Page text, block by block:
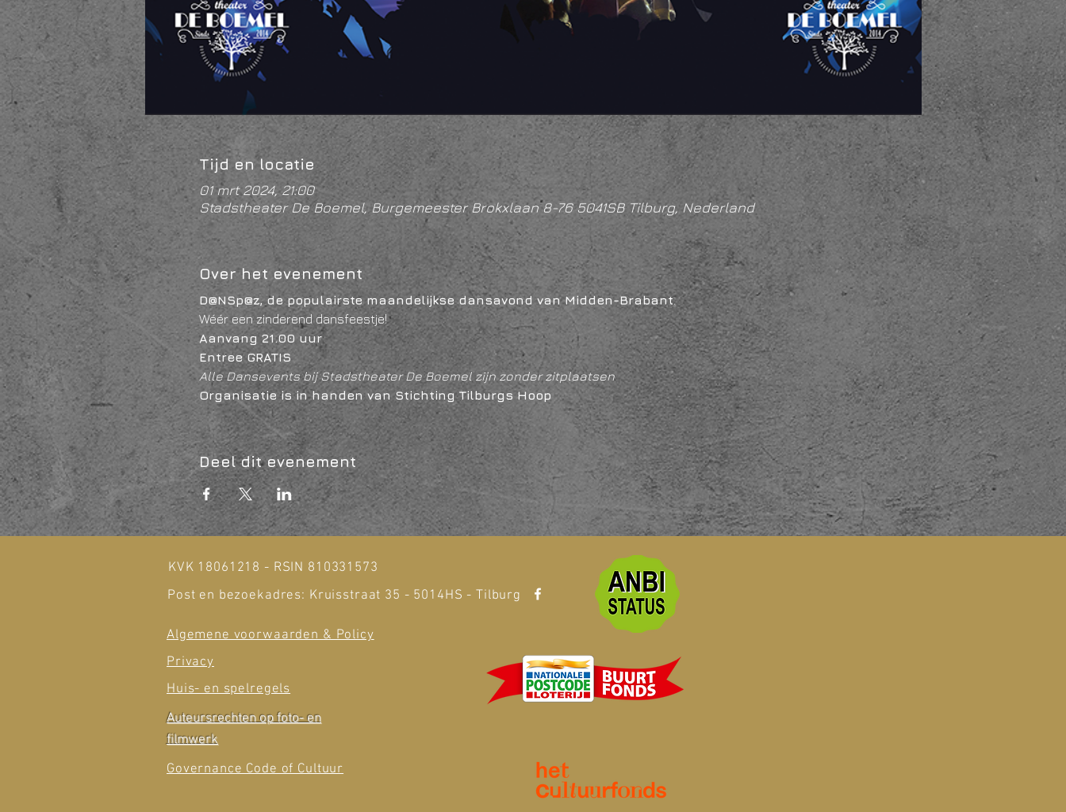
Tijd en locatie
01 mrt 2024, 21:00
Stadstheater De Boemel, Burgemeester Brokxlaan 8-76 5041SB Tilburg, Nederland
Over het evenement
D@NSp@z, de populairste maandelijkse dansavond van Midden-Brabant.
Wéér een zinderend dansfeestje!
Aanvang 21.00 uur
Entree GRATIS
Alle Dansevents bij Stadstheater De Boemel zijn zonder zitplaatsen
Organisatie is in handen van Stichting Tilburgs Hoop
Deel dit evenement
KVK 18061218 - RSIN 810331573
Post en bezoekadres: Kruisstraat 35 - 5014HS - Tilburg
Algemene voorwaarden & Policy
Privacy
Huis- en spelregels
Auteursrechten op foto- en
filmwerk
Governance Code of Cultuur